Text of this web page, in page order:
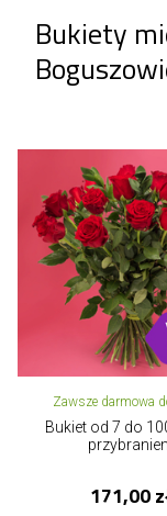
Bukiety
Zawsze darmowa
Bukiet od 7 do
171,00